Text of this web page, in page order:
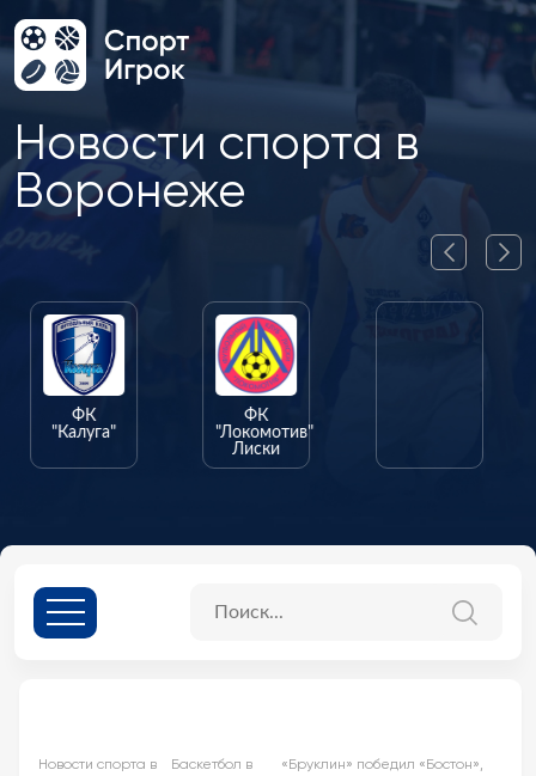
Новости спорта в
Воронеже
ФК
"Калуга"
ФК
"Локомотив"
Лиски
Новости спорта в
Баскетбол в
«Бруклин» победил «Бостон»,